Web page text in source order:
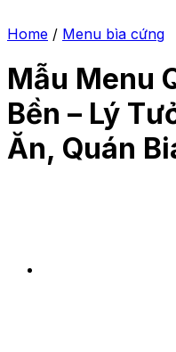
Home / Menu bìa cứng
Mẫu Menu
Bền – Lý
Ăn, Quán